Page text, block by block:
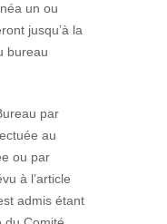
un ou
jusqu’à la
bureau
par
au
ou par
à l’article
admis étant